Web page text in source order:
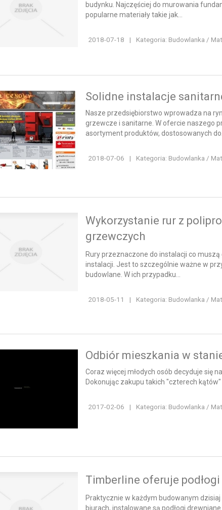
budynku. Najczęściej do murowania
popularne materiały takie jak...
2018-07-18 | Kategoria: Budowlanka /
Solidne instalacje
Nasze przedsiębiorstwo wprowadza na
grzewcze i sanitarne. W ofercie naszego
asortyment produktów, dostosowanych
2018-07-06 | Kategoria: Budowlanka /
Wykorzystanie rur z
grzewczych
Rury przeznaczone do instalacji co
instalacji. Jest to szczególnie ważne w
budowlane. W ich przypadku...
2018-05-11 | Kategoria: Budowlanka /
Odbiór mieszkania w
Coraz więcej młodych osób decyduje się
Dokonując zakupu takich "czterech
2017-02-06 | Kategoria: Budowlanka /
Timberline oferuje
Praktycznie w każdym budowanym
biurach, instalowane są podłogi